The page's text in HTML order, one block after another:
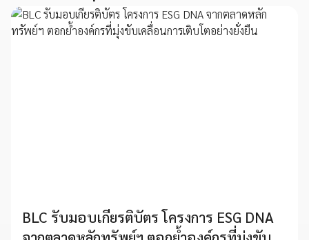
BLC รับมอบเกียรติบัตร โครงการ ESG DNA